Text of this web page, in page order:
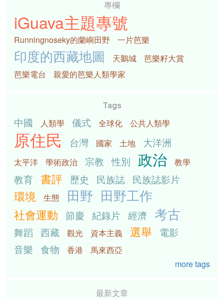
專欄
iGuava主題專號
Runningnoseky的蘭嶼田野 一片芭樂
印度的西藏地圖 天鵝城
芭樂籽大賞
芭樂電台
親愛的芭樂人類學家
Tags
中國 人類學 儀式 全球化 公共人類學
原住民 台灣 國家 土地 大洋洲
太平洋 學術政治 宗教 性別 政治 教學
教育 書評 歷史 民族誌 民族誌影片
環境 生態 田野 田野工作
社會運動 節慶 紀錄片 經濟 考古
舞蹈 西藏 觀光 資本主義 選舉
電影
音樂 食物 香港
馬來西亞
more tags
最新文章